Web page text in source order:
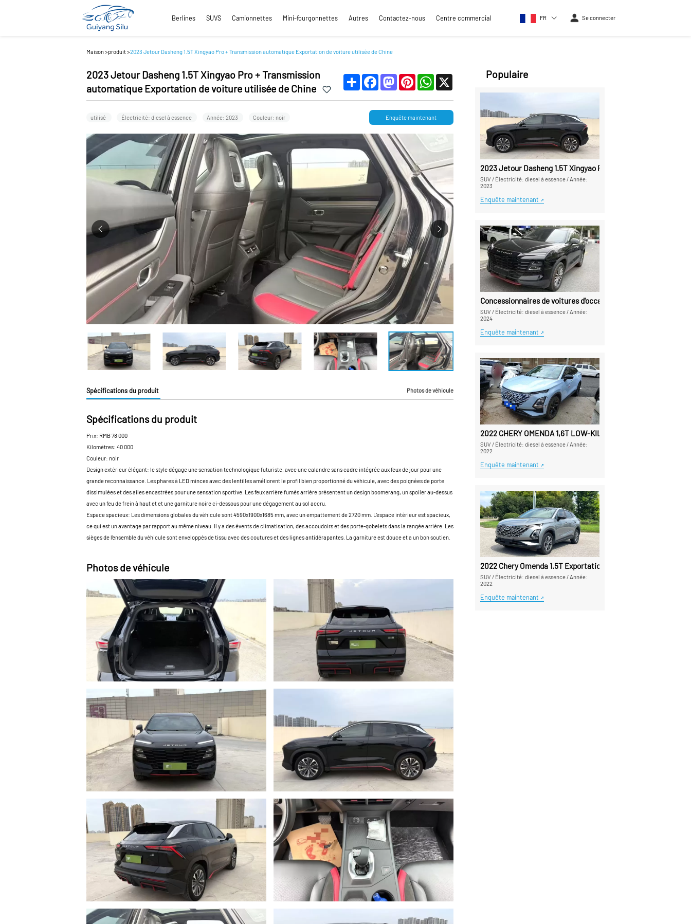
Berlines SUVS Camionnettes Mini-fourgonnettes Autres Contactez-nous Centre commercial FR Se connecter
Maison>produit>2023 Jetour Dasheng 1.5T Xingyao Pro + Transmission automatique Exportation de voiture utilisée de Chine
2023 Jetour Dasheng 1.5T Xingyao Pro + Transmission
automatique Exportation de voiture utilisée de Chine
Share FacebookMastodonPinterest WhatsApp
utilisé Électricité: diesel à essence Année: 2023 Couleur: noir Enquête maintenant
Spécifications du produit Photos de véhicule
Spécifications du produit
Prix: RMB 78 000
Kilomètres: 40 000
Couleur: noir
Design extérieur élégant: le style dégage une sensation technologique futuriste, avec une calandre sans cadre intégrée aux feux de jour pour une
grande reconnaissance. Les phares à LED minces avec des lentilles améliorent le profil bien proportionné du véhicule, avec des poignées de porte
dissimulées et des ailes encastrées pour une sensation sportive. Les feux arrière fumés arrière présentent un design boomerang, un spoiler au-dessus
avec un feu de frein à haut et et une garniture noire ci-dessous pour une dégagement au sol accru.
Espace spacieux: Les dimensions globales du véhicule sont 4590x1900x1685 mm, avec un empattement de 2720 mm. L'espace intérieur est spacieux,
ce qui est un avantage par rapport au même niveau. Il y a des évents de climatisation, des accoudoirs et des porte-gobelets dans la rangée arrière. Les
sièges de l'ensemble du véhicule sont enveloppés de tissu avec des coutures et des lignes antidérapantes. La garniture est douce et a un bon soutien.
Photos de véhicule
Populaire
2023 Jetour Dasheng 1.5T Xingyao Pro + Transmission
SUV / Électricité: diesel à essence/Année:
2023
Enquête maintenant
Concessionnaires de voitures d'occasion en Chine 2024 Jetour
SUV / Électricité: diesel à essence/Année:
2024
Enquête maintenant
2022 CHERY OMENDA 1,6T LOW-KILOMOMETHERE USET
SUV / Électricité: diesel à essence/Année:
2022
Enquête maintenant
2022 Chery Omenda 1.5T Exportation de voiture d'occasion de
SUV / Électricité: diesel à essence/Année:
2022
Enquête maintenant